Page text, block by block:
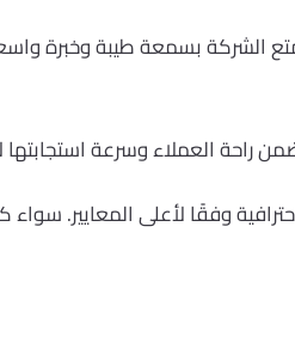
الشركة بسمعة طيبة وخبرة
راحة العملاء وسرعة
وفقًا لأعلى المعايير. سواء